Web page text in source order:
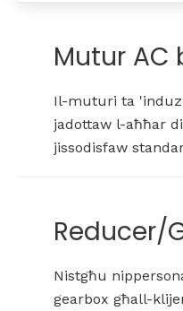
Mutur AC
Il-muturi ta
jadottaw l-aħħar
jissodisfaw
Reducer/
Nistgħu
gearbox għall-